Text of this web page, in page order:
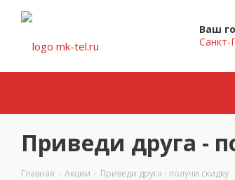
Ваш
Приведи друга -
Главная - Акции - Приведи друга - получи скидку